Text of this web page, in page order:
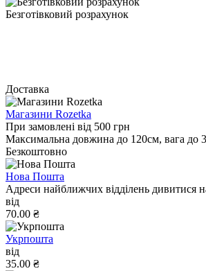
Безготівковий розрахунок
Доставка
Магазини Rozetka
При замовлені від 500 грн
Максимальна довжина до 120см, вага до
Безкоштовно
Нова Пошта
Адреси найближчих відділень дивитися
від
70.00 ₴
Укрпошта
від
35.00 ₴